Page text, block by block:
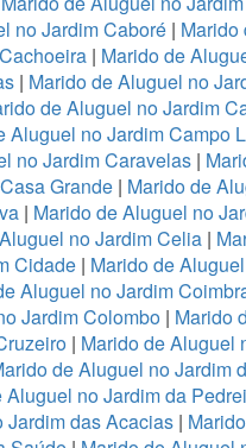
no Jardim Caboré | Marido
| Marido de
| Marido de Aluguel no
de Aluguel no Jardim
Aluguel no Jardim Campo
no Jardim Caravelas |
Grande| Marido de
| Marido de Aluguel no
no Jardim Celia |
Cidade| Marido de
Aluguel no Jardim
Jardim Colombo | Marido
| Marido de Aluguel
de Aluguel no Jardim
Aluguel no Jardim da
Jardim das Acacias |